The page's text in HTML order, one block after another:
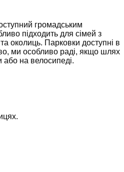
громадським
підходить для сімей з
околиць. Парковки доступні в
ми особливо раді, якщо шлях
або на велосипеді.